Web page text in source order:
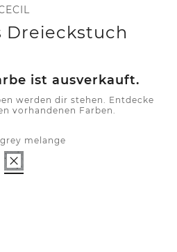
Dreieckstuch
ist ausverkauft.
werden dir stehen. Entdecke
vorhandenen Farben.
melange